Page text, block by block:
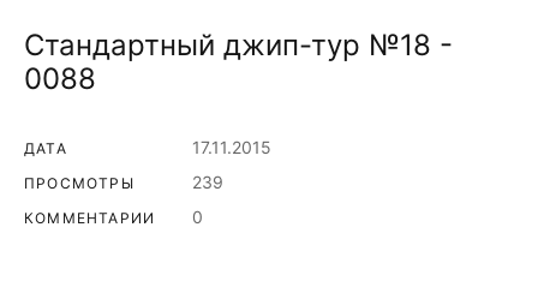
Стандартный джип-тур №18 -
0088
ДАТА 17.11.2015
ПРОСМОТРЫ 239
КОММЕНТАРИИ 0